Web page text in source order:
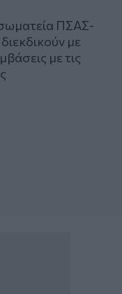
σωματεία ΠΣΑΣ-
με
με τις